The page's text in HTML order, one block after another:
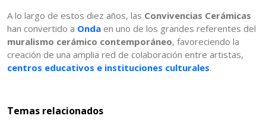
A lo largo de estos diez años, las Convivencias Cerámicas
han convertido a Onda en uno de los grandes referentes del
muralismo cerámico contemporáneo, favoreciendo la
creación de una amplia red de colaboración entre artistas,
centros educativos e instituciones culturales.
Temas relacionados